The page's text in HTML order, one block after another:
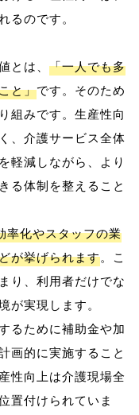
るのです。
とは、 「一人でも多
と」です。そのため
組みです。生産性向
、介護サービス全体
軽減しながら、より
る体制を整えること
率化やスタッフの業
が挙げられます。こ
り、利用者だけでな
が実現します。
るために補助金や加
画的に実施すること
性向上は介護現場全
置付けられていま